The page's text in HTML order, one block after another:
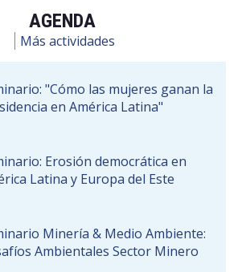
AGENDA
Más actividades
"Cómo las mujeres ganan la
en América Latina"
Erosión democrática en
Latina y Europa del Este
Minería & Medio Ambiente:
Ambientales Sector Minero